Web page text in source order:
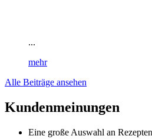
...
mehr
Alle Beiträge ansehen
Kundenmeinungen
Eine große Auswahl an